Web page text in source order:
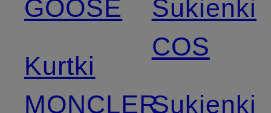
GOOSE
Kurtki
MONCLER
Sukienki
COS
Sukienki